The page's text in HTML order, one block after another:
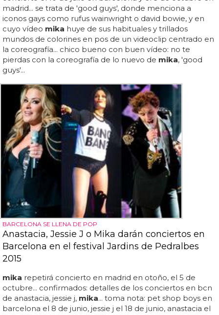
madrid... se trata de 'good guys', donde menciona a
iconos gays como rufus wainwright o david bowie, y en
cuyo vídeo mika huye de sus habituales y trillados
mundos de colorines en pos de un videoclip centrado en
la coreografía... chico bueno con buen vídeo: no te
pierdas con la coreografía de lo nuevo de mika, 'good
guys'...
BARCELONA SE LLENA DE POP
Anastacia, Jessie J o Mika darán conciertos en
Barcelona en el festival Jardins de Pedralbes
2015
mika repetirá concierto en madrid en otoño, el 5 de
octubre... confirmados: detalles de los conciertos en bcn
de anastacia, jessie j, mika... toma nota: pet shop boys en
barcelona el 8 de junio, jessie j el 18 de junio, anastacia el